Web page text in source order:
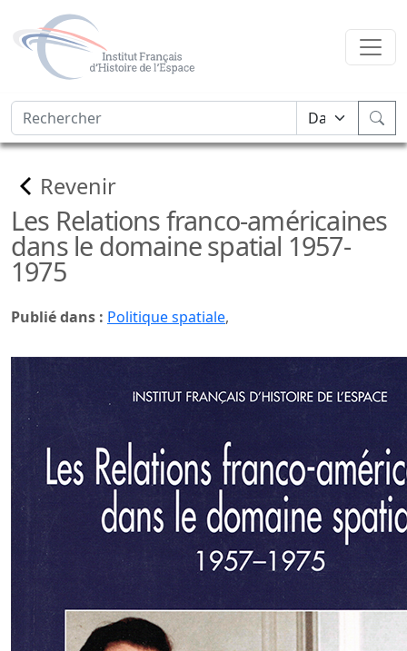
Revenir
Les Relations franco-américaines
dans le domaine spatial 1957-
1975
Publié dans : Politique spatiale,